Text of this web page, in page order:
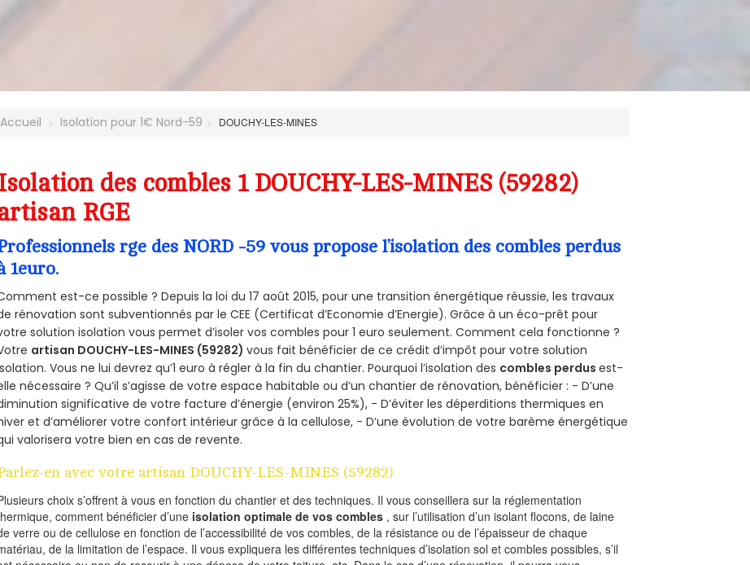
Accueil Isolation pour 1€ Nord-59 DOUCHY-LES-MINES
des combles 1 DOUCHY-LES-MINES (59282)
RGE
rge des NORD -59 vous propose l’isolation des combles perdus
1euro.
est-ce possible ? Depuis la loi du 17 août 2015, pour une transition énergétique réussie, les travaux
rénovation sont subventionnés par le CEE (Certificat d’Economie d’Energie). Grâce à un éco-prêt pour
solution isolation vous permet d’isoler vos combles pour 1 euro seulement. Comment cela fonctionne ?
artisan DOUCHY-LES-MINES (59282)vous fait bénéficier de ce crédit d’impôt pour votre solution
Vous ne lui devrez qu’1 euro à régler à la fin du chantier. Pourquoi l’isolation des combles perdusest-
nécessaire ? Qu’il s’agisse de votre espace habitable ou d’un chantier de rénovation, bénéficier : - D’une
significative de votre facture d’énergie (environ 25%), - D’éviter les déperditions thermiques en
et d’améliorer votre confort intérieur grâce à la cellulose, - D’une évolution de votre barème énergétique
valorisera votre bien en cas de revente.
en avec votre artisan DOUCHY-LES-MINES (59282)
choix s’offrent à vous en fonction du chantier et des techniques. Il vous conseillera sur la réglementation
comment bénéficier d’une isolation optimale de vos combles , sur l’utilisation d’un isolant flocons, de laine
verre ou de cellulose en fonction de l’accessibilité de vos combles, de la résistance ou de l’épaisseur de chaque
de la limitation de l’espace. Il vous expliquera les différentes techniques d’isolation sol et combles possibles, s’il